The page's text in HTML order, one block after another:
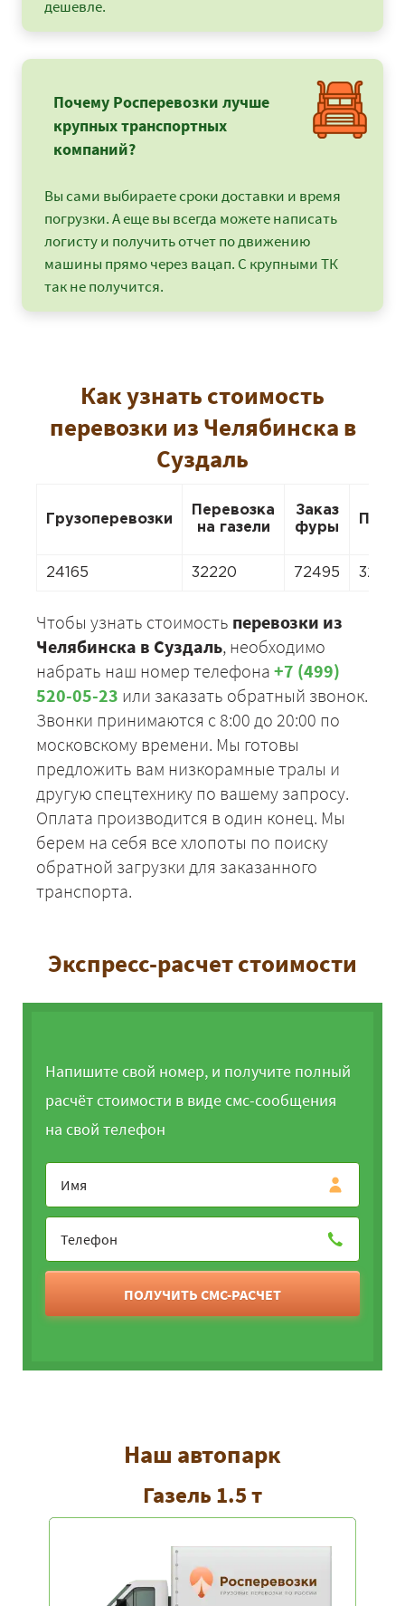
дешевле.
Почему Росперевозки лучше
крупных транспортных
компаний?
Вы сами выбираете сроки доставки и время
погрузки. А еще вы всегда можете написать
логисту и получить отчет по движению
машины прямо через вацап. С крупными ТК
так не получится.
Как узнать стоимость
перевозки из Челябинска в
Суздаль
Грузоперевозки
Перевозка
на газели
Заказ
фуры
24165 32220 72495 32220
Чтобы узнать стоимость перевозки из
Челябинска в Суздаль, необходимо
набрать наш номер телефона +7 (499)
520-05-23 или заказать обратный звонок.
Звонки принимаются с 8:00 до 20:00 по
московскому времени. Мы готовы
предложить вам низкорамные тралы и
другую спецтехнику по вашему запросу.
Оплата производится в один конец. Мы
берем на себя все хлопоты по поиску
обратной загрузки для заказанного
транспорта.
Экспресс-расчет стоимости
Напишите свой номер, и получите полный
расчёт стоимости в виде смс-сообщения
на свой телефон
ПОЛУЧИТЬ СМС-РАСЧЕТ
Наш автопарк
Газель 1.5 т